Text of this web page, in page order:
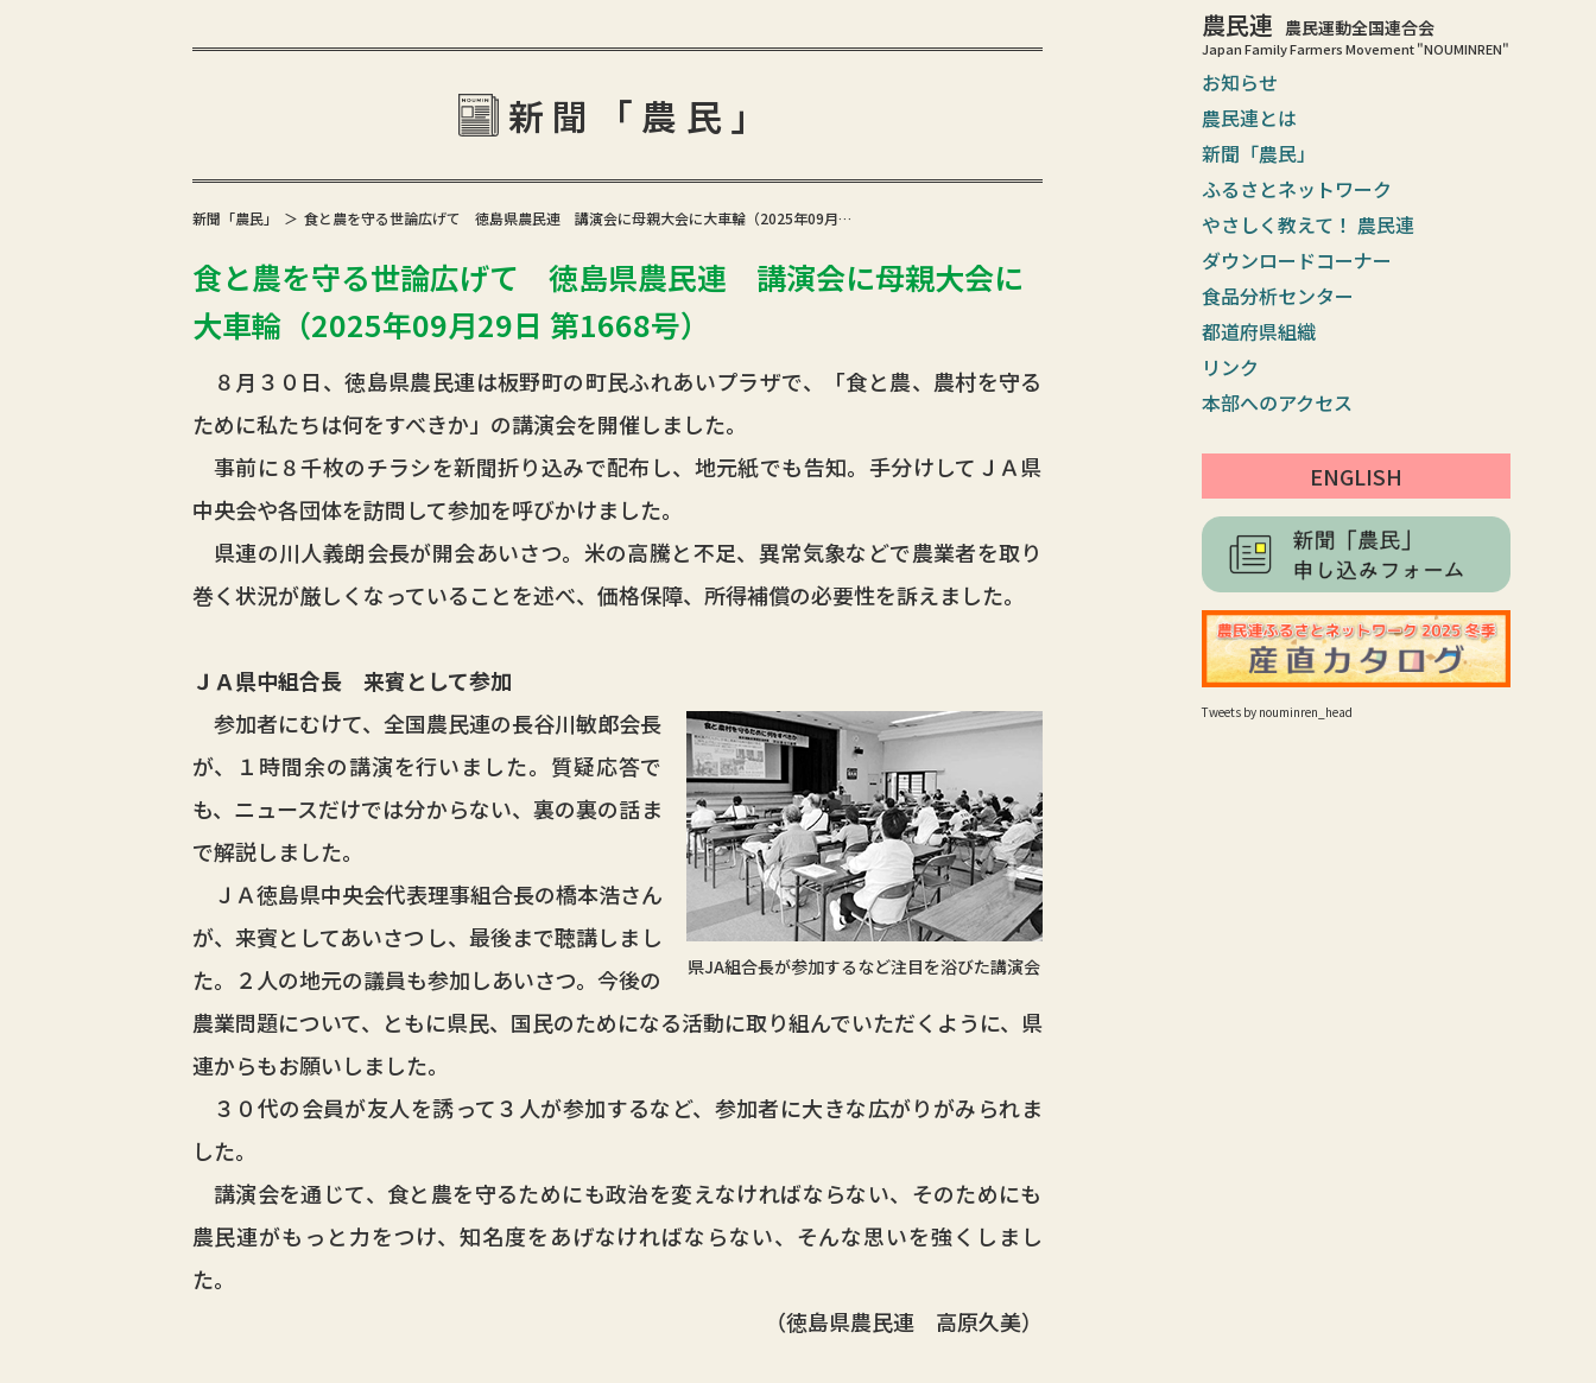
農民連 農民運動全国連合会
Japan Family Farmers Movement "NOUMINREN"
お知らせ
農民連とは
新聞「農民」
ふるさとネットワーク
やさしく教えて！ 農民連
ダウンロードコーナー
食品分析センター
都道府県組織
リンク
本部へのアクセス
ENGLISH
Tweets by nouminren_head
新聞「農民」
新聞「農民」 食と農を守る世論広げて 徳島県農民連 講演会に母親大会に大車輪（2025年09月…
食と農を守る世論広げて 徳島県農民連 講演会に母親大会に
大車輪（2025年09月29日 第1668号）
８月３０日、徳島県農民連は板野町の町民ふれあいプラザで、「食と農、農村を守る
ために私たちは何をすべきか」の講演会を開催しました。
事前に８千枚のチラシを新聞折り込みで配布し、地元紙でも告知。手分けしてＪＡ県
中央会や各団体を訪問して参加を呼びかけました。
県連の川人義朗会長が開会あいさつ。米の高騰と不足、異常気象などで農業者を取り
巻く状況が厳しくなっていることを述べ、価格保障、所得補償の必要性を訴えました。
ＪＡ県中組合長 来賓として参加
県JA組合長が参加するなど注目を浴びた講演会
参加者にむけて、全国農民連の長谷川敏郎会長
が、１時間余の講演を行いました。質疑応答で
も、ニュースだけでは分からない、裏の裏の話ま
で解説しました。
ＪＡ徳島県中央会代表理事組合長の橋本浩さん
が、来賓としてあいさつし、最後まで聴講しまし
た。２人の地元の議員も参加しあいさつ。今後の
農業問題について、ともに県民、国民のためになる活動に取り組んでいただくように、県
連からもお願いしました。
３０代の会員が友人を誘って３人が参加するなど、参加者に大きな広がりがみられま
した。
講演会を通じて、食と農を守るためにも政治を変えなければならない、そのためにも
農民連がもっと力をつけ、知名度をあげなければならない、そんな思いを強くしまし
た。
（徳島県農民連 高原久美）